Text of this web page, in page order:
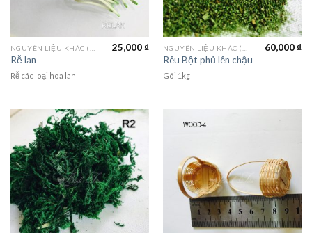
Rễ lan
25,000₫
Rễ các loại hoa lan
Rêu Bột phủ lên chậu
60,000₫
Gói 1kg